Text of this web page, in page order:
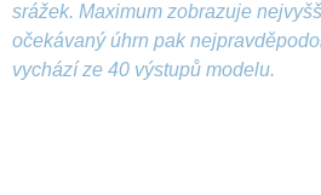
srážek. Maximum zobrazuje
očekávaný úhrn pak
vychází ze 40 výstupů modelu.